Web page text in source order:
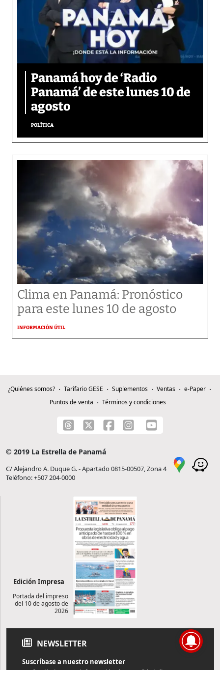
Panamá hoy de ‘Radio
Panamá’ de este lunes 10 de
agosto
POLÍTICA
Clima en Panamá: Pronóstico
para este lunes 10 de agosto
INFORMACIÓN ÚTIL
¿Quiénes somos? Tarifario GESE Suplementos Ventas
e-Paper
Puntos de venta
Términos y condiciones
© 2019 La Estrella de Panamá
C/ Alejandro A. Duque G. - Apartado 0815-00507, Zona 4
Teléfono: +507 204-0000
Edición Impresa
Portada del impreso
del 10 de agosto de
2026
NEWSLETTER
Suscríbase a nuestro newsletter
Reciba diariamente información de actualidad directamente en